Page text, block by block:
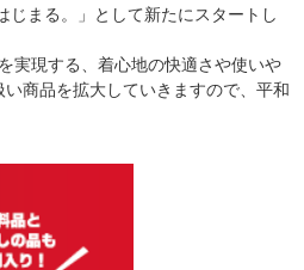
じまる。」として新たにスタートし
実現する、着心地の快適さや使いや
商品を拡大していきますので、平和